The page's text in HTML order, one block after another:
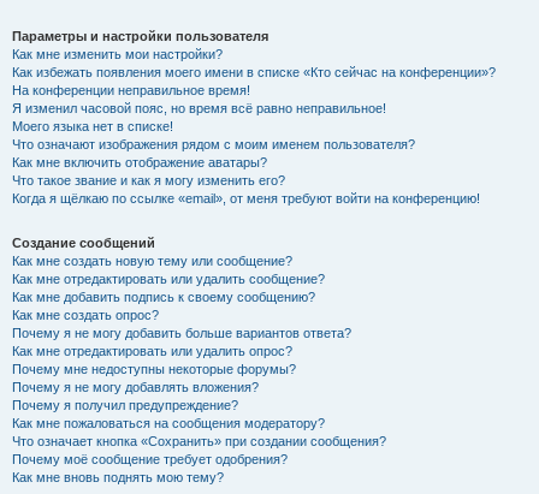
Параметры и настройки пользователя
Как мне изменить мои настройки?
Как избежать появления моего имени в списке «Кто сейчас на конференции»?
На конференции неправильное время!
Я изменил часовой пояс, но время всё равно неправильное!
Моего языка нет в списке!
Что означают изображения рядом с моим именем пользователя?
Как мне включить отображение аватары?
Что такое звание и как я могу изменить его?
Когда я щёлкаю по ссылке «email», от меня требуют войти на конференцию!
Создание сообщений
Как мне создать новую тему или сообщение?
Как мне отредактировать или удалить сообщение?
Как мне добавить подпись к своему сообщению?
Как мне создать опрос?
Почему я не могу добавить больше вариантов ответа?
Как мне отредактировать или удалить опрос?
Почему мне недоступны некоторые форумы?
Почему я не могу добавлять вложения?
Почему я получил предупреждение?
Как мне пожаловаться на сообщения модератору?
Что означает кнопка «Сохранить» при создании сообщения?
Почему моё сообщение требует одобрения?
Как мне вновь поднять мою тему?